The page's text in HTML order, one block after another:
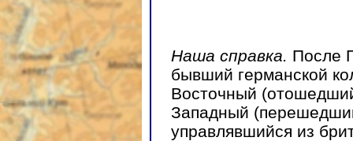
Наша справка. После
бывший германской
Восточный
Западный
управлявшийся из